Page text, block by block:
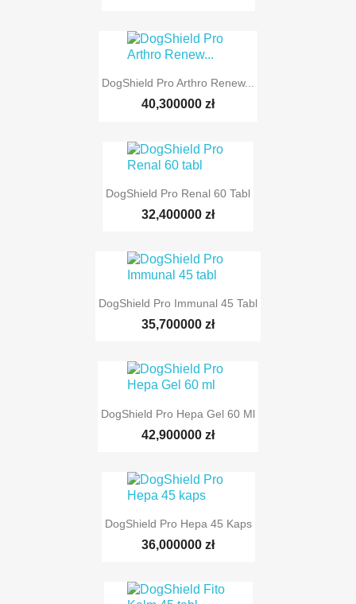
TYLKO ONLINE
DogShield Pro Arthro Renew...
40,300000 zł
TYLKO ONLINE
DogShield Pro Renal 60 Tabl
32,400000 zł
TYLKO ONLINE
DogShield Pro Immunal 45 Tabl
35,700000 zł
TYLKO ONLINE
DogShield Pro Hepa Gel 60 Ml
42,900000 zł
TYLKO ONLINE
DogShield Pro Hepa 45 Kaps
36,000000 zł